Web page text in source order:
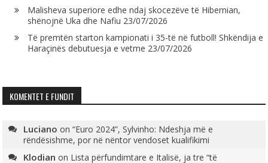
Malisheva superiore edhe ndaj skocezëve të Hibernian,
shënojnë Uka dhe Nafiu 23/07/2026
Të premtën starton kampionati i 35-të në futboll! Shkëndija e
Haraçinës debutuesja e vetme 23/07/2026
KOMENTET E FUNDIT
Luciano on“Euro 2024”, Sylvinho: Ndeshja më e
rëndësishme, por në nëntor vendoset kualifikimi
Klodian on Lista përfundimtare e Italisë, ja tre “të